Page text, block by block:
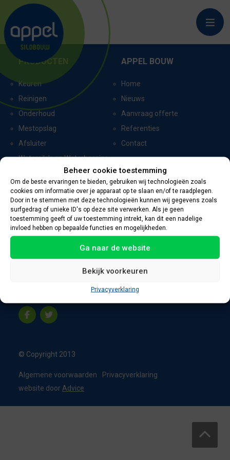
Beheer cookie toestemming
Om de beste ervaringen te bieden, gebruiken wij technologieën zoals
cookies om informatie over je apparaat op te slaan en/of te raadplegen.
Door in te stemmen met deze technologieën kunnen wij gegevens zoals
surfgedrag of unieke ID's op deze site verwerken. Als je geen
toestemming geeft of uw toestemming intrekt, kan dit een nadelige
invloed hebben op bepaalde functies en mogelijkheden.
Ga naar de website
Bekijk voorkeuren
Privacyverklaring
EEN_7130
PRODUCTEN
Keuren
Reinigen
Onderhoud
Mestopslag
Afsluiter
Watersilo’s en Waterbassins
APPEL BOUW
Home
Nieuws
Aanvraag offerte
Referenties
Contact
CERTIFICERING CONTACTGEGEVENS
Oevers 11
8331 VC Steenwijk
Nederland
info@appelbouw.nl
© Copyright 2013
Algemene voorwaarden
Privacyverklaring
website door Advice